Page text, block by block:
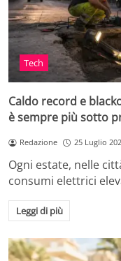
Tech
Caldo record e
è sempre più sotto
Redazione 25 Luglio
Ogni estate, nelle
consumi elettrici
Leggi di più